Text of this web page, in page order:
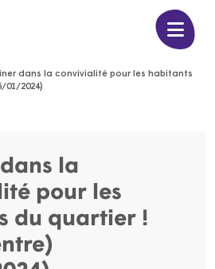
dans la convivialité pour les habitants
01/2024)
la
pour les
du quartier !